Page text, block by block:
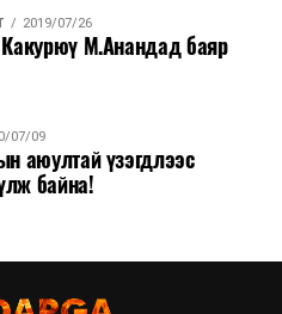
2019/07/26
Какурюү М.Анандад баяр
07/09
аюултай үзэгдлээс
байна!